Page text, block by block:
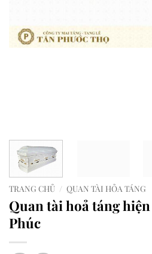
TRANG CHỦ / QUAN TÀI HỎA TÁNG
Quan tài hoả táng
Phúc